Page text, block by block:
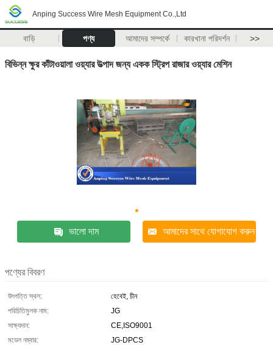
Anping Success Wire Mesh Equipment Co.,Ltd
বাড়ি পণ্য আমাদের সম্পর্কে কারখানা পরিদর্শন >>
বিভিন্ন ক্ষুর কাঁটাওয়ালা ওয়্যার উত্পাদ জন্য একক স্ট্রিপ রাজার ওয়্যার মেশিন
ভালো দাম আমাদের সাথে যোগাযোগ করুন
পণ্যের বিবরণ
উৎপত্তি স্থল:
হেবেই, চীন
পরিচিতিমুলক নাম:
JG
সাক্ষ্যদান:
CE,ISO9001
মডেল নম্বার:
JG-DPCS